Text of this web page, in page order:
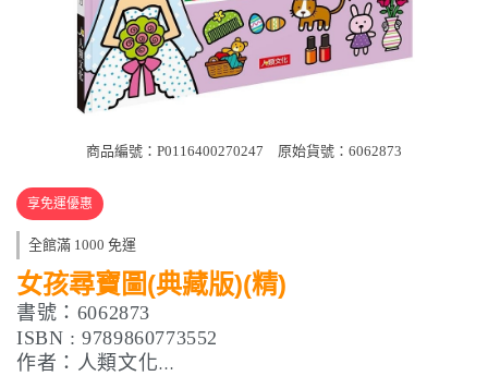
商品編號：P0116400270247 原始貨號：6062873
享免運優惠
全館滿 1000 免運
女孩尋寶圖(典藏版)(精)
書號：6062873
ISBN : 9789860773552
作者：人類文化